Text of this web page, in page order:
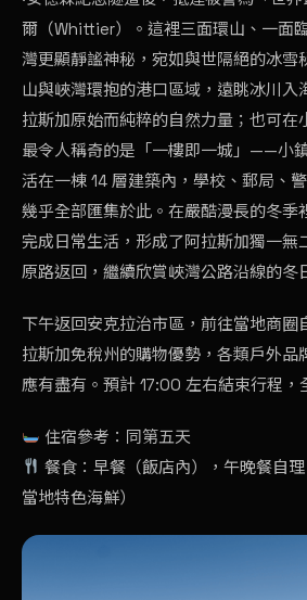
爾（Whittier）。這裡三面環山、一面
灣更顯靜謐神秘，宛如與世隔絕的冰雪
山與峽灣環抱的港口區域，遠眺冰川入
拉斯加原始而純粹的自然力量；也可在
最令人稱奇的是「一樓即一城」——小
活在一棟 14 層建築內，學校、郵局、
幾乎全部匯集於此。在嚴酷漫長的冬季
完成日常生活，形成了阿拉斯加獨一無
原路返回，繼續欣賞峽灣公路沿線的冬
下午返回安克拉治市區，前往當地商圈
拉斯加免稅州的購物優勢，各類戶外品
應有盡有。預計 17:00 左右結束行程，
住宿參考：同第五天
餐食：早餐（飯店內），午晚餐自
當地特色海鮮）